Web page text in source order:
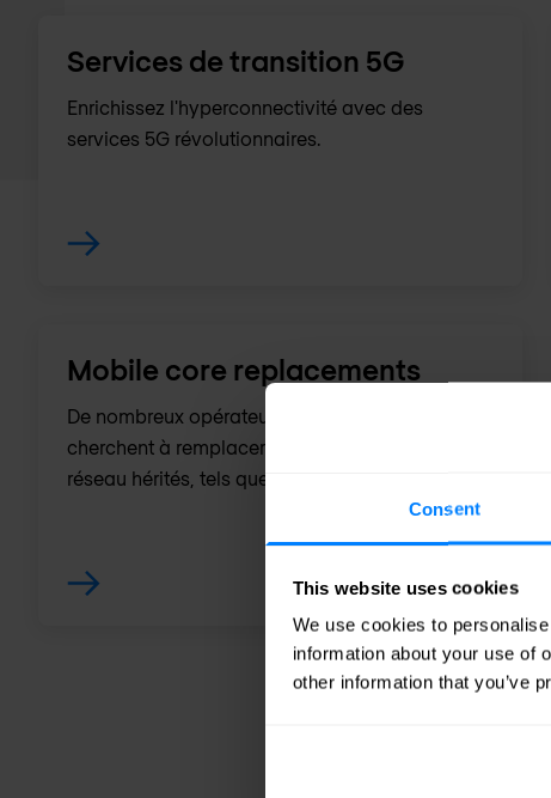
Consent
This website uses cookies
We use cookies to
information about your use of
other information that you’ve
Services de transition 5G
Enrichissez l'hyperconnectivité avec des
services 5G révolutionnaires.
Mobile core replacements
De nombreux opérateurs de téléphonie mobile
cherchent à remplacer plusieurs éléments de
réseau hérités, tels que le DRA, le STP et autres.